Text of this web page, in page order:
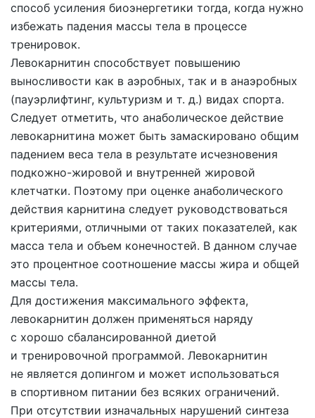
способ усиления биоэнергетики тогда, когда нужно
избежать падения массы тела в процессе
тренировок.
Левокарнитин способствует повышению
выносливости как в аэробных, так и в анаэробных
(пауэрлифтинг, культуризм и т. д.) видах спорта.
Следует отметить, что анаболическое действие
левокарнитина может быть замаскировано общим
падением веса тела в результате исчезновения
подкожно-жировой и внутренней жировой
клетчатки. Поэтому при оценке анаболического
действия карнитина следует руководствоваться
критериями, отличными от таких показателей, как
масса тела и объем конечностей. В данном случае
это процентное соотношение массы жира и общей
массы тела.
Для достижения максимального эффекта,
левокарнитин должен применяться наряду
с хорошо сбалансированной диетой
и тренировочной программой. Левокарнитин
не является допингом и может использоваться
в спортивном питании без всяких ограничений.
При отсутствии изначальных нарушений синтеза